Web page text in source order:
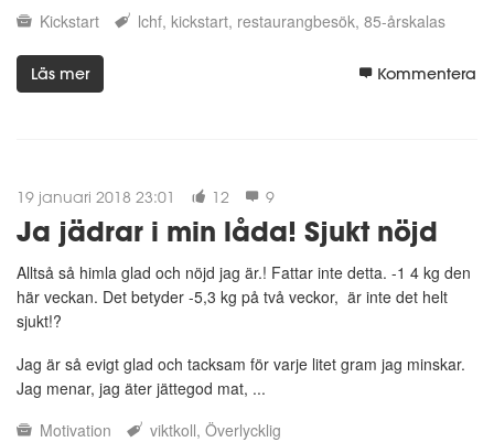
Kickstart
lchf kickstart restaurangbesök 85-årskalas
Läs mer Kommentera
19 januari 2018 23:01 12 9
Ja jädrar i min låda! Sjukt nöjd
Alltså så himla glad och nöjd jag är.! Fattar inte detta. -1 4 kg den
här veckan. Det betyder -5,3 kg på två veckor, är inte det helt
sjukt!?
Jag är så evigt glad och tacksam för varje litet gram jag minskar.
Jag menar, jag äter jättegod mat, ...
Motivation
viktkoll Överlycklig